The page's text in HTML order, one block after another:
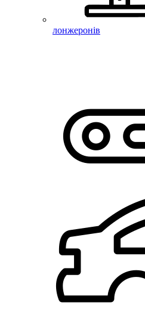
лонжеронів